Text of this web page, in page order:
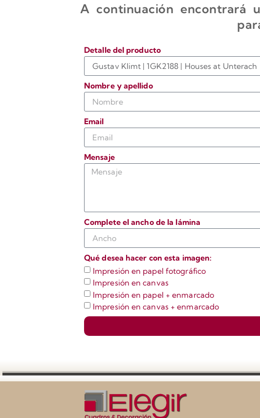
A continuación encontrará
Detalle del producto
Nombre y apellido
Email
Mensaje
Complete el ancho de la lámina
Qué desea hacer con esta imagen:
Impresión en papel fotográfico
Impresión en canvas
Impresión en papel + enmarcado
Impresión en canvas + enmarcado